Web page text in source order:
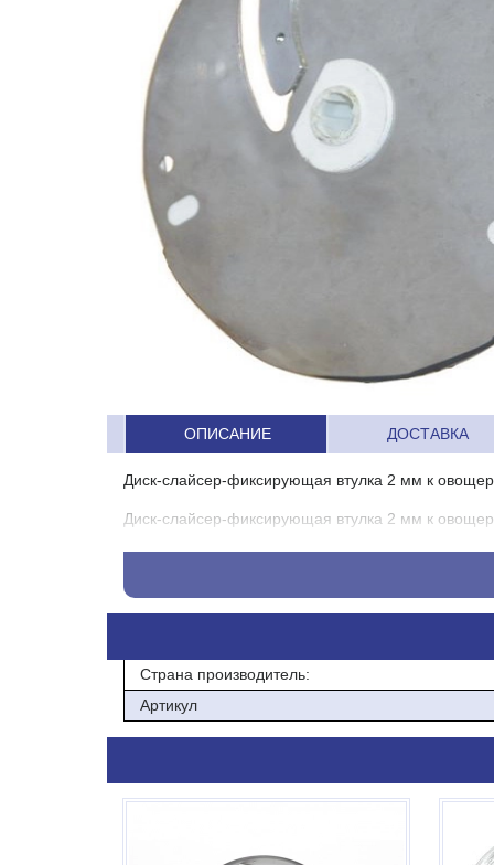
ОПИСАНИЕ ДОСТАВКА
Диск-слайсер-фиксирующая втулка 2 мм к
Диск-слайсер-фиксирующая втулка 2 мм к
Страна производитель:
Артикул